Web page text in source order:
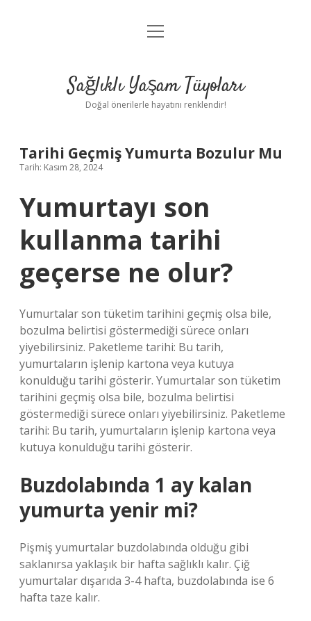
Anasayfa
Yasal Uyarı
menüyü
Sağlıklı Yaşam Tüyoları
Doğal önerilerle hayatını renklendir!
Tarihi Geçmiş Yumurta Bozulur Mu
Tarih: Kasım 28, 2024
Yumurtayı son
kullanma tarihi
geçerse ne olur?
Yumurtalar son tüketim tarihini geçmiş olsa bile,
bozulma belirtisi göstermediği sürece onları
yiyebilirsiniz. Paketleme tarihi: Bu tarih,
yumurtaların işlenip kartona veya kutuya
konulduğu tarihi gösterir. Yumurtalar son tüketim
tarihini geçmiş olsa bile, bozulma belirtisi
göstermediği sürece onları yiyebilirsiniz. Paketleme
tarihi: Bu tarih, yumurtaların işlenip kartona veya
kutuya konulduğu tarihi gösterir.
Buzdolabında 1 ay kalan
yumurta yenir mi?
Pişmiş yumurtalar buzdolabında olduğu gibi
saklanırsa yaklaşık bir hafta sağlıklı kalır. Çiğ
yumurtalar dışarıda 3-4 hafta, buzdolabında ise 6
hafta taze kalır.